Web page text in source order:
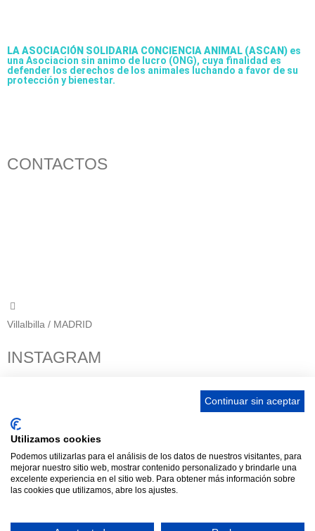
LA ASOCIACIÓN SOLIDARIA CONCIENCIA ANIMAL (ASCAN) es
una Asociacion sin animo de lucro (ONG), cuya finalidad es
defender los derechos de los animales luchando a favor de su
protección y bienestar.
CONTACTOS
Villalbilla / MADRID
INSTAGRAM
ENLACES
Contacta
Adopta un perro
Política de Privacidad
Continuar sin aceptar
Utilizamos cookies
Podemos utilizarlas para el análisis de los datos de nuestros visitantes, para
mejorar nuestro sitio web, mostrar contenido personalizado y brindarle una
excelente experiencia en el sitio web. Para obtener más información sobre
las cookies que utilizamos, abre los ajustes.